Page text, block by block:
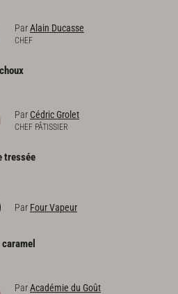
ParAlain Ducasse
CHEF
choux
Par Cédric Grolet
CHEF PÂTISSIER
tressée
Par Four Vapeur
caramel
ParAcadémie du Goût